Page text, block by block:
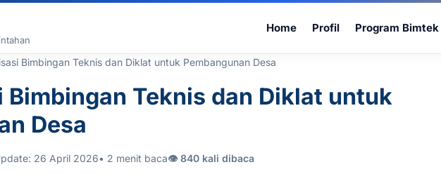
Home Profil Program Bimtek
Bimbingan Teknis dan Diklat untuk Pembangunan Desa
Bimbingan Teknis dan Diklat untuk
Desa
26 April 2026• 2 menit baca👁 840 kali dibaca